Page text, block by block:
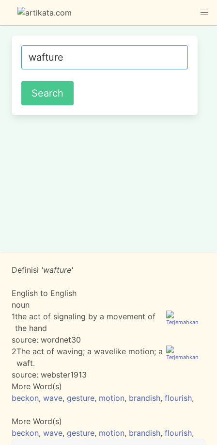
Definisi 'wafture'
English to English
noun
1the act of signaling by a movement of
the hand
source: wordnet30
2The act of waving; a wavelike motion; a
waft.
source: webster1913
More Word(s)
beckon, wave, gesture, motion, brandish, flourish,
More Word(s)
beckon, wave, gesture, motion, brandish, flourish,